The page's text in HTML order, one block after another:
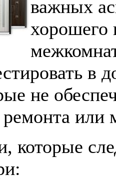
важных
хорошего
в
не
или
которые